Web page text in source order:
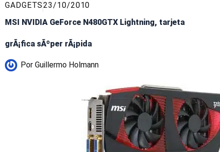
GADGETS23/10/2010
MSI NVIDIA GeForce N480GTX Lightning, tarjeta
grÃ¡fica sÃºper rÃ¡pida
Por Guillermo Holmann